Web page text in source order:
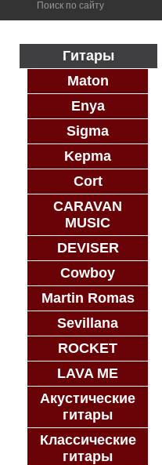
Гитары
Maton
Enya
Sigma
Kepma
Cort
CARAVAN
MUSIC
DEVISER
Cowboy
Martin Romas
Sevillana
ROCKET
LAVA ME
Акустические
гитары
Классические
гитары